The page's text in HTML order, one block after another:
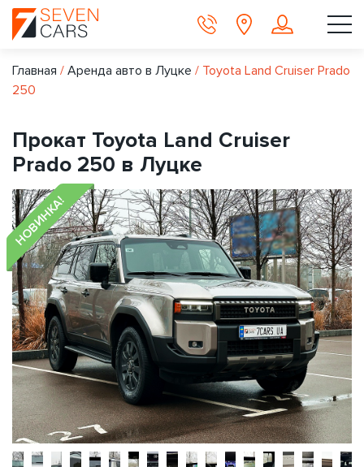
Главная / Аренда авто в Луцке / Toyota Land Cruiser Prado
250
Прокат Toyota Land Cruiser
Prado 250 в Луцке
НОВИНКА!